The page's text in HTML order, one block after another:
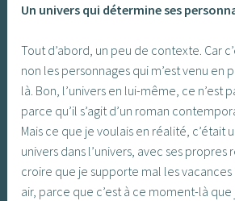
Un univers qui détermine ses
Tout d’abord, un peu de contexte. Car
non les personnages qui m’est venu en
là. Bon, l’univers en lui-même, ce n’est
parce qu’il s’agit d’un roman
Mais ce que je voulais en réalité, c’était
univers dans l’univers, avec ses propres
croire que je supporte mal les vacances
air, parce que c’est à ce moment-là